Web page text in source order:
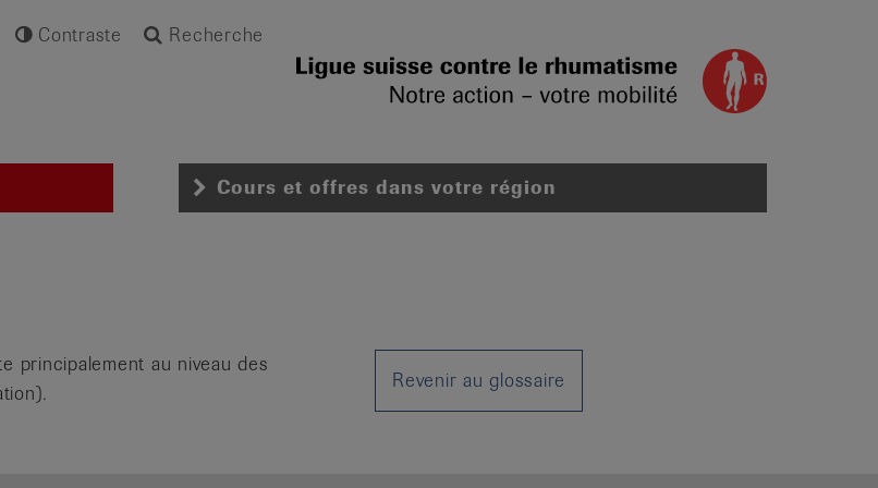
Contraste Recherche
Cours et offres dans votre région
principalement au niveau des
Revenir au glossaire